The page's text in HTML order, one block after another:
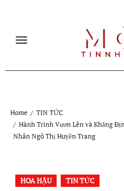
content
Home
TIN TỨC
Hành Trình Vươn Lên và Khẳng
Nhân Ngô Thị Huyền Trang
HOA HẬU TIN TỨC